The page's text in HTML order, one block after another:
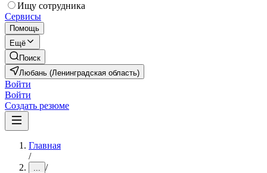
Ищу сотрудника
Сервисы
Помощь
Ещё
Поиск
Любань (Ленинградская область)
Войти
Войти
Создать резюме
Главная
/
... /